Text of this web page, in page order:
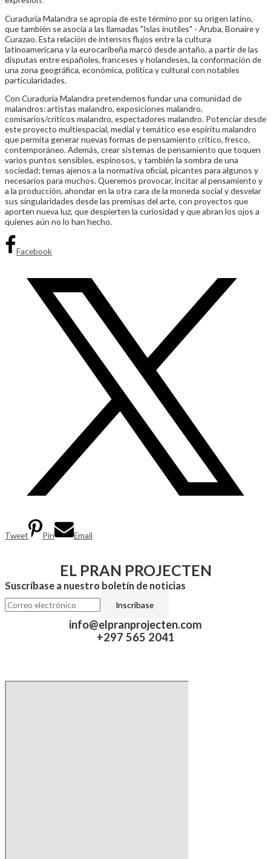
Curaduría Malandra se apropia de este término por su origen latino,
que también se asocia a las llamadas "Islas inutiles" - Aruba, Bonaire y
Curazao. Esta relación de intensos flujos entre la cultura
latinoamericana y la eurocaribeña marcó desde antaño, a partir de las
disputas entre españoles, franceses y holandeses, la conformación de
una zona geográfica, económica, política y cultural con notables
particularidades.
Con Curaduría Malandra pretendemos fundar una comunidad de
malandros: artistas malandro, exposiciones malandro,
comisarios/críticos malandro, espectadores malandro. Potenciar desde
este proyecto multiespacial, medial y temático ese espíritu malandro
que permita generar nuevas formas de pensamiento crítico, fresco,
contemporáneo. Además, crear sistemas de pensamiento que toquen
varios puntos sensibles, espinosos, y también la sombra de una
sociedad; temas ajenos a la normativa oficial, picantes para algunos y
necesarios para muchos. Queremos provocar, incitar al pensamiento y
a la producción, ahondar en la otra cara de la moneda social y desvelar
sus singularidades desde las premisas del arte, con proyectos que
aporten nueva luz, que despierten la curiosidad y que abran los ojos a
quienes aún no lo han hecho.
Facebook
Tweet Pin Email
EL PRAN PROJECTEN
Suscríbase a nuestro boletín de noticias
info@elpranprojecten.com
+297 565 2041​